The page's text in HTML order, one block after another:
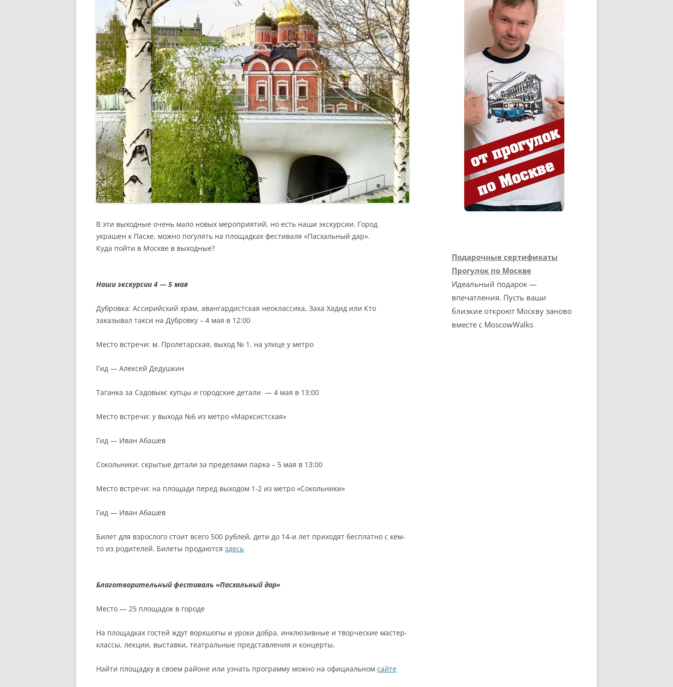
В эти выходные очень мало новых мероприятий, но есть наши экскурсии. Город
украшен к Пасхе, можно погулять на площадках фестиваля «Пасхальный дар».
Куда пойти в Москве в выходные?
Наши экскурсии 4 — 5 мая
Дубровка: Ассирийский храм, авангардистская неоклассика, Заха Хадид или Кто
заказывал такси на Дубровку – 4 мая в 12:00
Место встречи: м. Пролетарская, выход № 1, на улице у метро
Гид — Алексей Дедушкин
Таганка за Садовым: купцы и городские детали — 4 мая в 13:00
Место встречи: у выхода №6 из метро «Марксистская»
Гид — Иван Абашев
Сокольники: скрытые детали за пределами парка – 5 мая в 13:00
Место встречи: на площади перед выходом 1-2 из метро «Сокольники»
Гид — Иван Абашев
Билет для взрослого стоит всего 500 рублей, дети до 14-и лет приходят бесплатно с кем-
то из родителей. Билеты продаются здесь
Благотворительный фестиваль «Пасхальный дар»
Место — 25 площадок в городе
На площадках гостей ждут воркшопы и уроки добра, инклюзивные и творческие мастер-
классы, лекции, выставки, театральные представления и концерты.
Найти площадку в своем районе или узнать программу можно на официальном сайте
Подарочные сертификаты
Прогулок по Москве
Идеальный подарок —
впечатления. Пусть ваши
близкие откроют Москву заново
вместе с MoscowWalks